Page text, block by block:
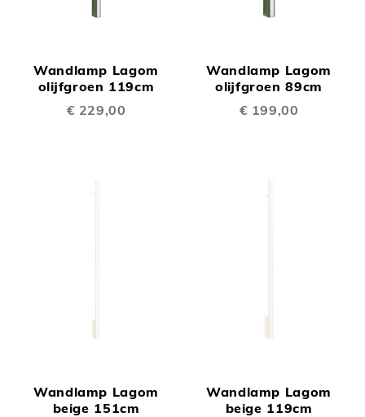
Wandlamp Lagom
olijfgroen 119cm
€ 229,00
Wandlamp Lagom
olijfgroen 89cm
€ 199,00
Wandlamp Lagom
beige 151cm
Wandlamp Lagom
beige 119cm